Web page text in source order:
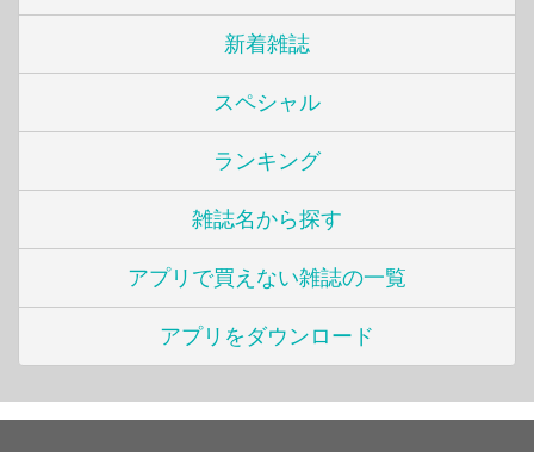
新着雑誌
スペシャル
ランキング
雑誌名から探す
アプリで買えない雑誌の一覧
アプリをダウンロード